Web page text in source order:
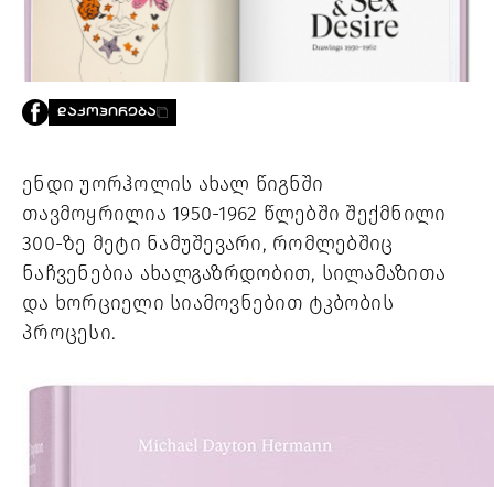
PROJECTS
LIBRARY
SHOP
ᲙᲝᲜᲢᲐᲥᲢᲘ
INFO@HAMMOCKMAGAZINE.GE
ᲩᲕᲔᲜ
ᲨᲔᲡᲐᲮᲔᲑ
STUDIO
ᲓᲐᲙᲝᲞᲘᲠᲔᲑᲐ
ენდი უორჰოლის ახალ წიგნში
თავმოყრილია 1950-1962 წლებში შექმნილი
300-ზე მეტი ნამუშევარი, რომლებშიც
ნაჩვენებია ახალგაზრდობით, სილამაზითა
და ხორციელი სიამოვნებით ტკბობის
პროცესი.